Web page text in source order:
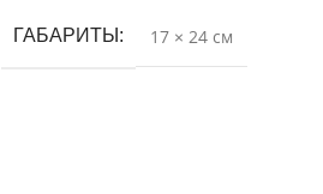
ГАБАРИТЫ 17 × 24 см